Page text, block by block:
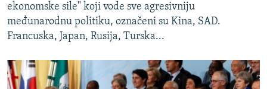
ekonomske sile" koji vode sve agresivniju
međunarodnu politiku, označeni su Kina, SAD.
Francuska, Japan, Rusija, Turska...